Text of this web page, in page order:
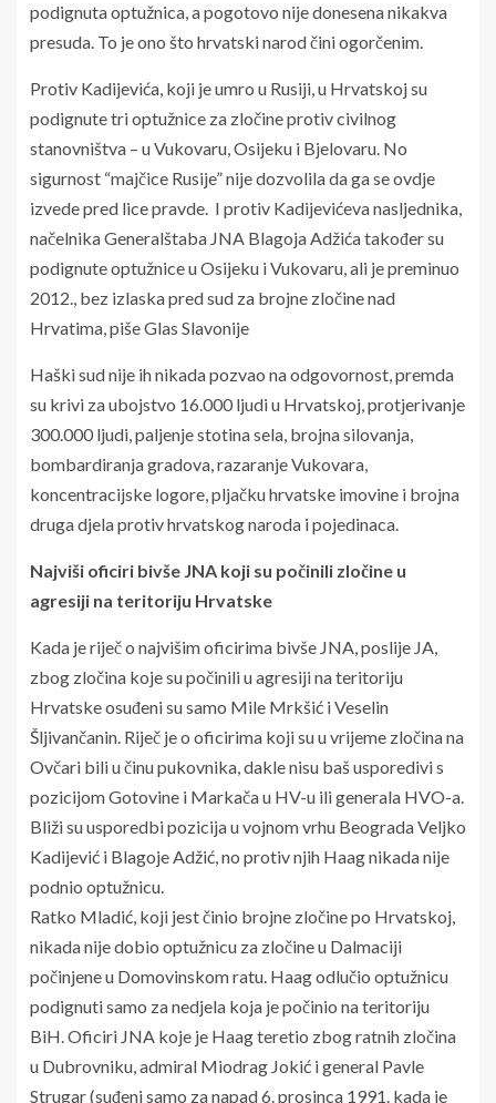
podignuta optužnica, a pogotovo nije donesena nikakva
presuda. To je ono što hrvatski narod čini ogorčenim.
Protiv Kadijevića, koji je umro u Rusiji, u Hrvatskoj su
podignute tri optužnice za zločine protiv civilnog
stanovništva – u Vukovaru, Osijeku i Bjelovaru. No
sigurnost “majčice Rusije” nije dozvolila da ga se ovdje
izvede pred lice pravde. I protiv Kadijevićeva nasljednika,
načelnika Generalštaba JNA Blagoja Adžića također su
podignute optužnice u Osijeku i Vukovaru, ali je preminuo
2012., bez izlaska pred sud za brojne zločine nad
Hrvatima, piše Glas Slavonije
Haški sud nije ih nikada pozvao na odgovornost, premda
su krivi za ubojstvo 16.000 ljudi u Hrvatskoj, protjerivanje
300.000 ljudi, paljenje stotina sela, brojna silovanja,
bombardiranja gradova, razaranje Vukovara,
koncentracijske logore, pljačku hrvatske imovine i brojna
druga djela protiv hrvatskog naroda i pojedinaca.
Najviši oficiri bivše JNA koji su počinili zločine u
agresiji na teritoriju Hrvatske
Kada je riječ o najvišim oficirima bivše JNA, poslije JA,
zbog zločina koje su počinili u agresiji na teritoriju
Hrvatske osuđeni su samo Mile Mrkšić i Veselin
Šljivančanin. Riječ je o oficirima koji su u vrijeme zločina na
Ovčari bili u činu pukovnika, dakle nisu baš usporedivi s
pozicijom Gotovine i Markača u HV-u ili generala HVO-a.
Bliži su usporedbi pozicija u vojnom vrhu Beograda Veljko
Kadijević i Blagoje Adžić, no protiv njih Haag nikada nije
podnio optužnicu.
Ratko Mladić, koji jest činio brojne zločine po Hrvatskoj,
nikada nije dobio optužnicu za zločine u Dalmaciji
počinjene u Domovinskom ratu. Haag odlučio optužnicu
podignuti samo za nedjela koja je počinio na teritoriju
BiH. Oficiri JNA koje je Haag teretio zbog ratnih zločina
u Dubrovniku, admiral Miodrag Jokić i general Pavle
Strugar (suđeni samo za napad 6. prosinca 1991. kada je